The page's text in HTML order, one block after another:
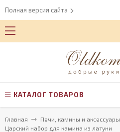
Полная версия сайта
КАТАЛОГ ТОВАРОВ
Главная Печи, камины и аксессуары
Царский набор для камина из латуни